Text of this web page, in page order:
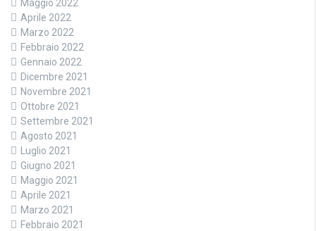
Maggio 2022
Aprile 2022
Marzo 2022
Febbraio 2022
Gennaio 2022
Dicembre 2021
Novembre 2021
Ottobre 2021
Settembre 2021
Agosto 2021
Luglio 2021
Giugno 2021
Maggio 2021
Aprile 2021
Marzo 2021
Febbraio 2021